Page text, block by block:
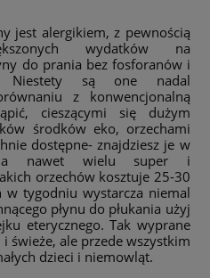
jest alergikiem, z pewnością
wydatków na
do prania bez fosforanów i
Niestety są one nadal
z konwencjonalną
cieszącymi się dużym
środków eko, orzechami
dostępne- znajdziesz je w
a nawet wielu super i
orzechów kosztuje 25-30
w tygodniu wystarcza niemal
płynu do płukania użyj
eterycznego. Tak wyprane
świeże, ale przede wszystkim
dzieci i niemowląt.